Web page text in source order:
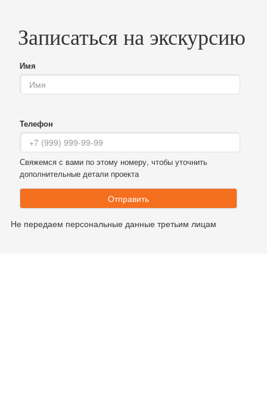
Записаться на экскурсию
Имя
Телефон
Свяжемся с вами по этому номеру, чтобы уточнить
дополнительные детали проекта
Отправить
Не передаем персональные данные третьим лицам